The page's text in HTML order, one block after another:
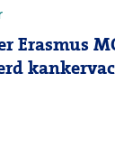
Erasmus